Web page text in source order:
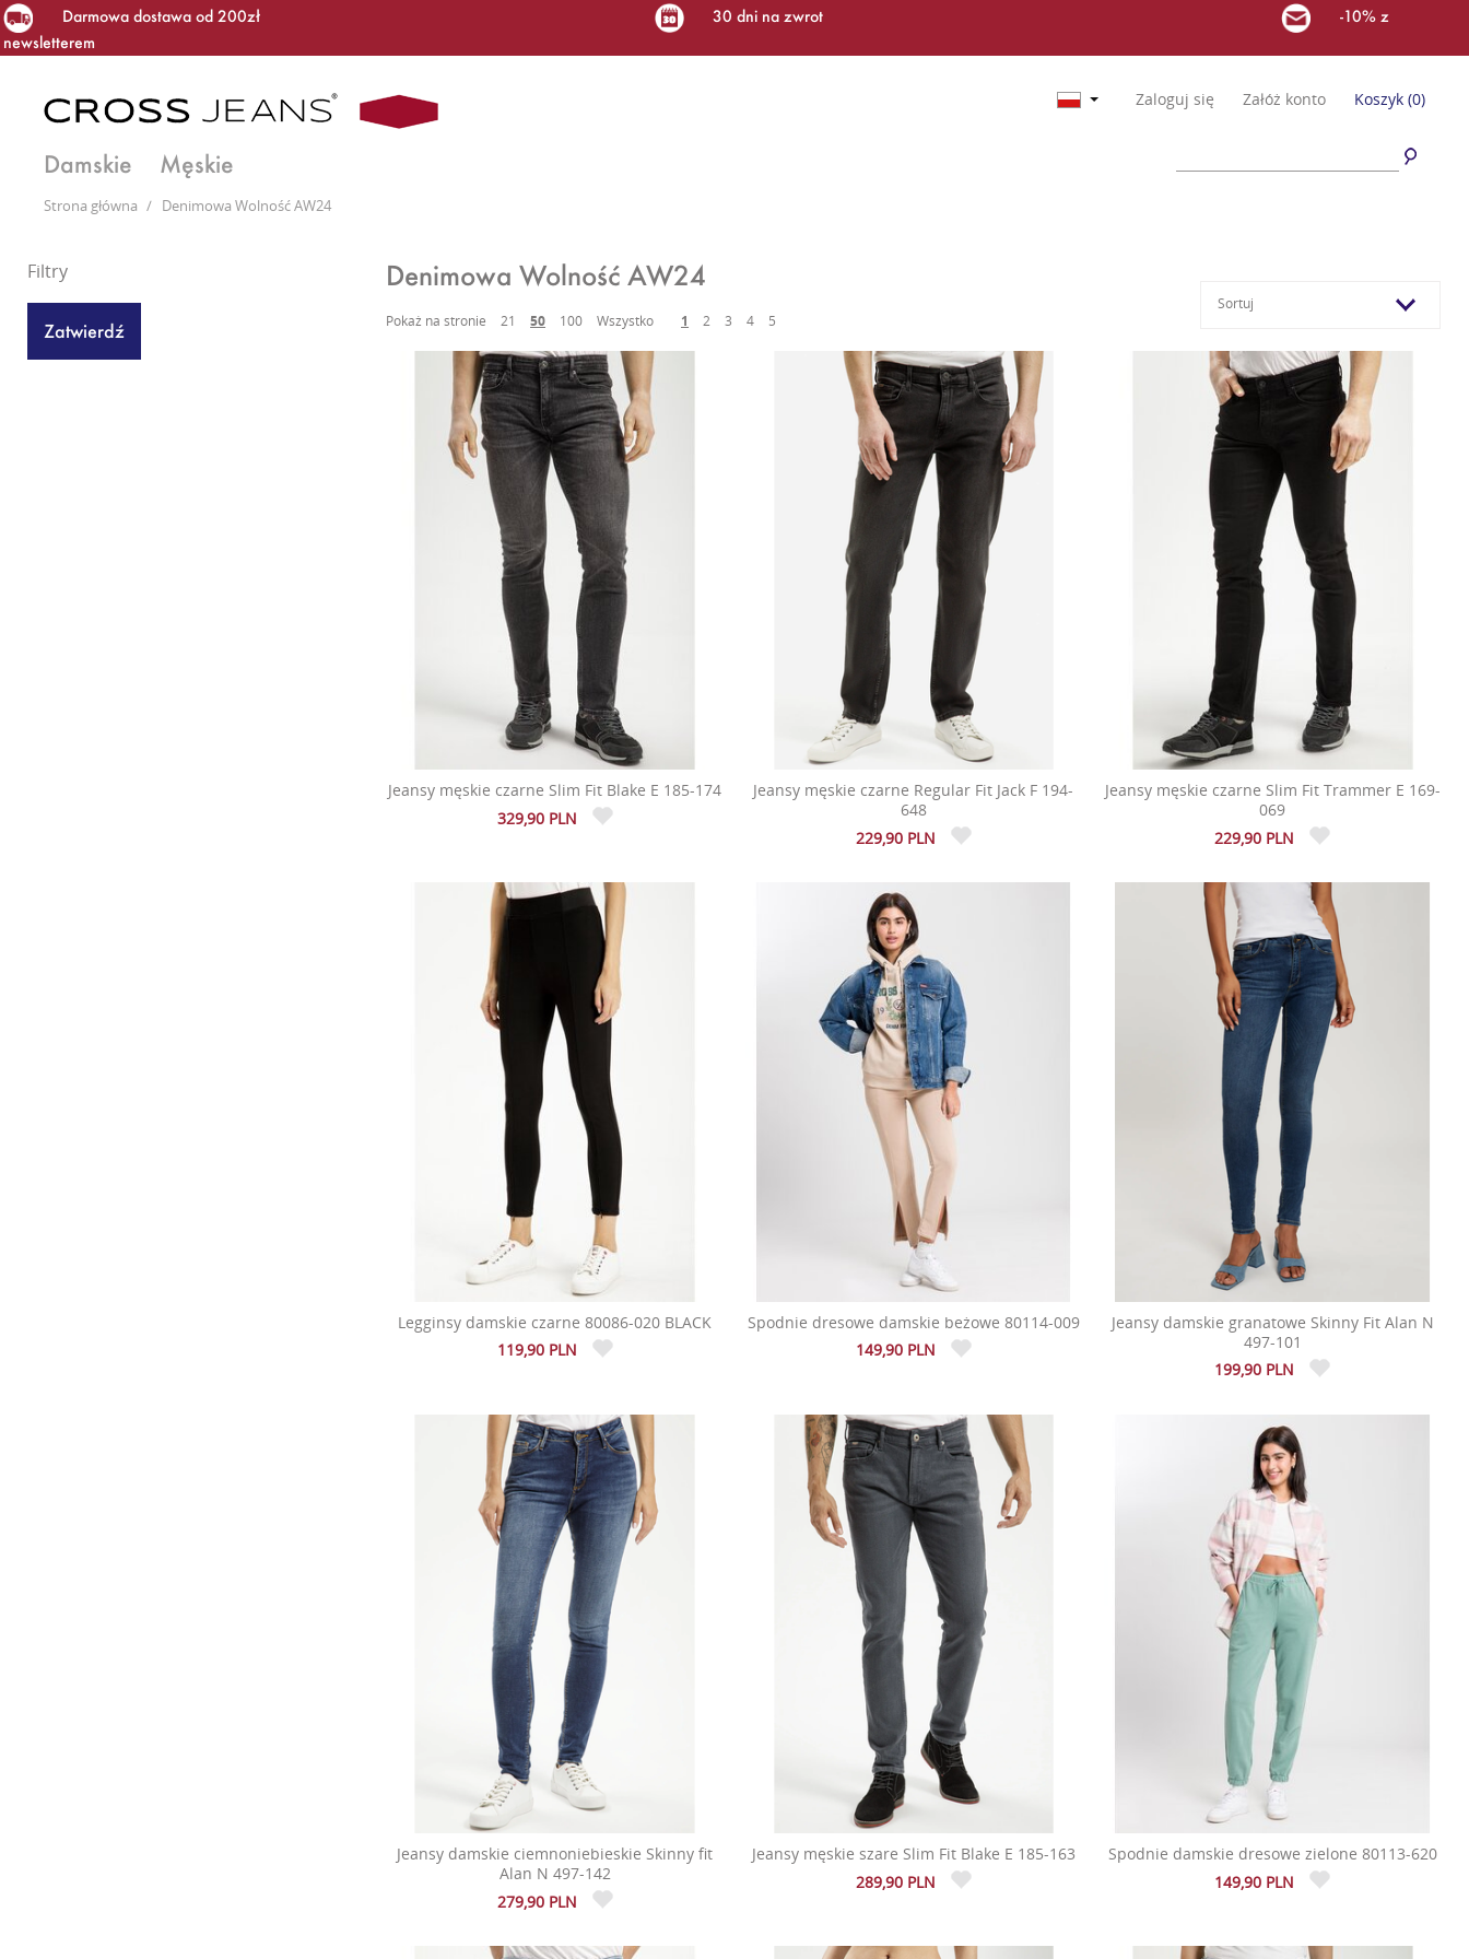
Darmowa dostawa od 200zł 30 dni na zwrot
-10% z
newsletterem
Zaloguj się Załóż konto Koszyk (0)
Damskie Męskie
Strona główna / Denimowa Wolność AW24
Filtry Denimowa Wolność AW24
Pokaż na stronie 21 50 100 Wszystko 1 2 3 4 5
Sortuj
Jeansy męskie czarne Slim Fit Blake E 185-174
329,90 PLN
Jeansy męskie czarne Regular Fit Jack F 194-
648
229,90 PLN
Jeansy męskie czarne Slim Fit Trammer E 169-
069
229,90 PLN
Legginsy damskie czarne 80086-020 BLACK
119,90 PLN
Spodnie dresowe damskie beżowe 80114-009
149,90 PLN
Jeansy damskie granatowe Skinny Fit Alan N
497-101
199,90 PLN
Jeansy damskie ciemnoniebieskie Skinny fit
Alan N 497-142
279,90 PLN
Jeansy męskie szare Slim Fit Blake E 185-163
289,90 PLN
Spodnie damskie dresowe zielone 80113-620
149,90 PLN